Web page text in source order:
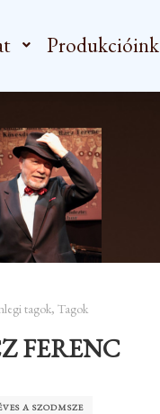
Produkcióink
tagok, Tagok
FERENC
A SZODMSZE